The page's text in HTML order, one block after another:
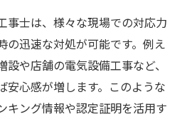
事士は、様々な現場での対応力
の迅速な対処が可能です。例え
や店舗の電気設備工事など、
安心感が増します。このような
キング情報や認定証明を活用す